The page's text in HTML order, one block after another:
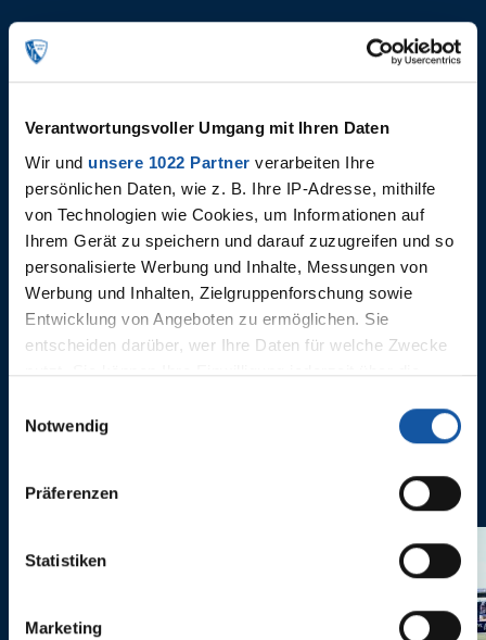
Verantwortungsvoller Umgang mit Ihren Daten
Wir und unsere 1022 Partner verarbeiten Ihre
persönlichen Daten, wie z. B. Ihre IP-Adresse, mithilfe
von Technologien wie Cookies, um Informationen auf
Ihrem Gerät zu speichern und darauf zuzugreifen und so
personalisierte Werbung und Inhalte, Messungen von
Werbung und Inhalten, Zielgruppenforschung sowie
Entwicklung von Angeboten zu ermöglichen. Sie
entscheiden darüber, wer Ihre Daten für welche Zwecke
nutzt. Sie können Ihre Einwilligung jederzeit über die
Trigger Symbol ändern oder widerrufen
Informationen über Ihre geografische Lage erfassen,
Ihr Gerät durch aktives Scannen nach bestimmten
Erfahren Sie mehr darüber, wie Ihre persönlichen Daten
Notwendig
Präferenzen
Statistiken
Marketing
22.11.2021
Roomtour durch die Vonovia
eSports WG
26.10.2021
Neues
neues
ANNE CASTROPER